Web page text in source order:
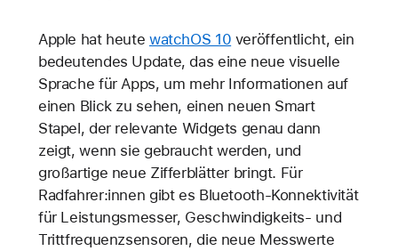
Apple hat heute watchOS 10 veröffentlicht, ein
bedeutendes Update, das eine neue visuelle
Sprache für Apps, um mehr Informationen auf
einen Blick zu sehen, einen neuen Smart
Stapel, der relevante Widgets genau dann
zeigt, wenn sie gebraucht werden, und
großartige neue Zifferblätter bringt. Für
Radfahrer:innen gibt es Bluetooth-Konnektivität
für Leistungsmesser, Geschwindigkeits- und
Trittfrequenzsensoren, die neue Messwerte